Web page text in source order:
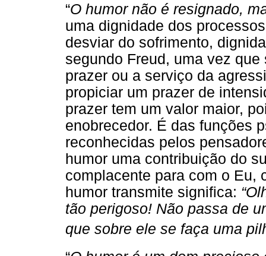
“O humor não é resignado,
uma dignidade dos
desviar do sofrimento,
segundo Freud, uma vez
prazer ou a serviço da
propiciar um prazer de
prazer tem um valor maior,
enobrecedor. É das funções
reconhecidas pelos
humor uma contribuição do
complacente para com o Eu,
humor transmite significa:
tão perigoso! Não passa de
que sobre ele se faça uma